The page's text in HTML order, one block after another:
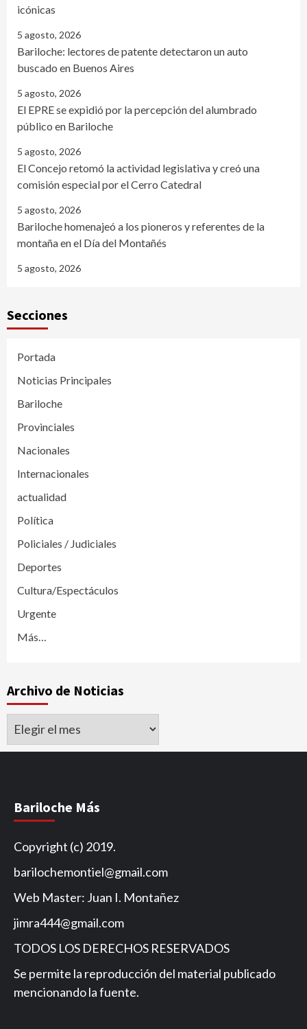
icónicas
5 agosto, 2026
Bariloche: lectores de patente detectaron un auto
buscado en Buenos Aires
5 agosto, 2026
El EPRE se expidió por la percepción del alumbrado
público en Bariloche
5 agosto, 2026
El Concejo retomó la actividad legislativa y creó una
comisión especial por el Cerro Catedral
5 agosto, 2026
Bariloche homenajeó a los pioneros y referentes de la
montaña en el Día del Montañés
5 agosto, 2026
Secciones
Portada
Noticias Principales
Bariloche
Provinciales
Nacionales
Internacionales
actualidad
Política
Policiales / Judiciales
Deportes
Cultura/Espectáculos
Urgente
Más…
Archivo de Noticias
Archivo
Bariloche Más
Copyright (c) 2019.
barilochemontiel@gmail.com
Web Master: Juan I. Montañez
jimra444@gmail.com
TODOS LOS DERECHOS RESERVADOS
Se permite la reproducción del material publicado
mencionando la fuente.